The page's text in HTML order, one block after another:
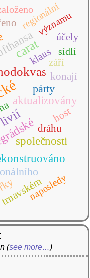
carat
aktualizovány
společnosti
párty
dráhu
host
klaus
konají
trnavském
září
naposledy
regionální
sídlí
významu
účely
(see more…)